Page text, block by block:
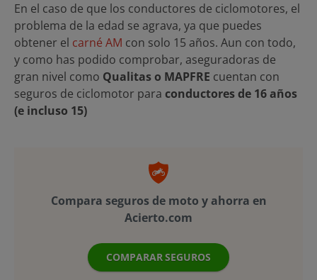
En el caso de que los conductores de ciclomotores, el
problema de la edad se agrava, ya que puedes
obtener el carné AM con solo 15 años. Aun con todo,
y como has podido comprobar, aseguradoras de
gran nivel como Qualitas o MAPFRE cuentan con
seguros de ciclomotor para conductores de 16 años
(e incluso 15)
Compara seguros de moto y ahorra en
Acierto.com
COMPARAR SEGUROS